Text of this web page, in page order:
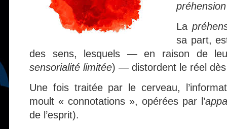
préhension
La
sa part,
des sens, lesquels — en raison de
sensorialité limitée) — distordent le réel dès
Une fois traitée par le cerveau,
moult « connotations », opérées par l’
de l’esprit).